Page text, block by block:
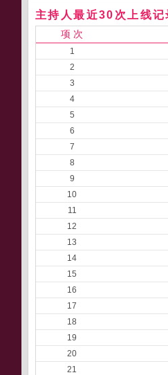
主持人最近30次上线记
项 次
1
2
3
4
5
6
7
8
9
10
11
12
13
14
15
16
17
18
19
20
21